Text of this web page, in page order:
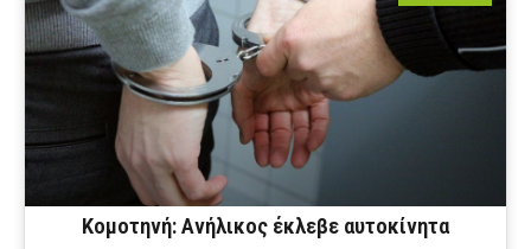
Κομοτηνή: Ανήλικος έκλεβε αυτοκίνητα